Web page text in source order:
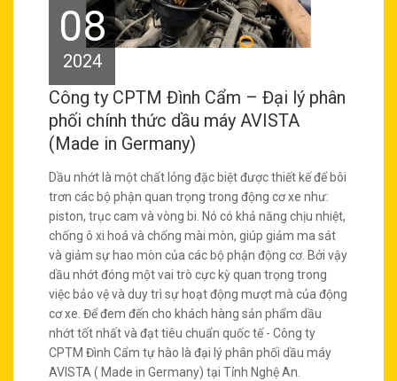
08
2024
Công ty CPTM Đình Cẩm – Đại lý phân
phối chính thức dầu máy AVISTA
(Made in Germany)
Dầu nhớt là một chất lỏng đặc biệt được thiết kế để bôi
trơn các bộ phận quan trọng trong động cơ xe như:
piston, trục cam và vòng bi. Nó có khả năng chịu nhiệt,
chống ô xi hoá và chống mài mòn, giúp giảm ma sát
và giảm sự hao mòn của các bộ phận động cơ. Bởi vậy
dầu nhớt đóng một vai trò cực kỳ quan trọng trong
việc bảo vệ và duy trì sự hoạt động mượt mà của động
cơ xe. Để đem đến cho khách hàng sản phẩm dầu
nhớt tốt nhất và đạt tiêu chuẩn quốc tế - Công ty
CPTM Đình Cẩm tự hào là đại lý phân phối dầu máy
AVISTA ( Made in Germany) tại Tỉnh Nghệ An.